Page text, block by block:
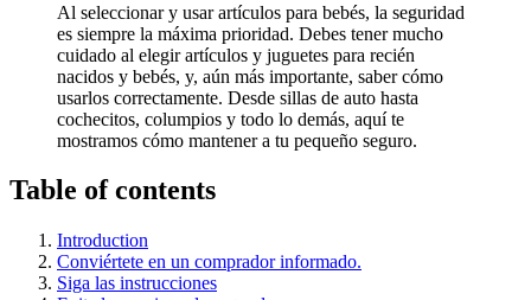
Al seleccionar y usar artículos para bebés, la seguridad
es siempre la máxima prioridad. Debes tener mucho
cuidado al elegir artículos y juguetes para recién
nacidos y bebés, y, aún más importante, saber cómo
usarlos correctamente. Desde sillas de auto hasta
cochecitos, columpios y todo lo demás, aquí te
mostramos cómo mantener a tu pequeño seguro.
Table of contents
Introduction
Conviértete en un comprador informado.
Siga las instrucciones